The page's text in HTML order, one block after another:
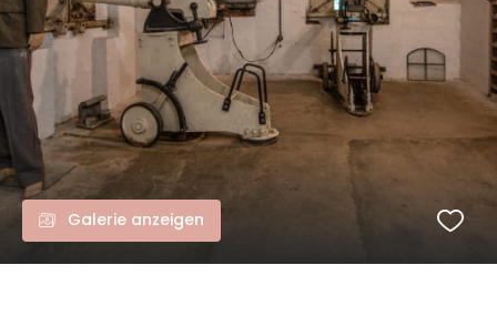
Galerie anzeigen